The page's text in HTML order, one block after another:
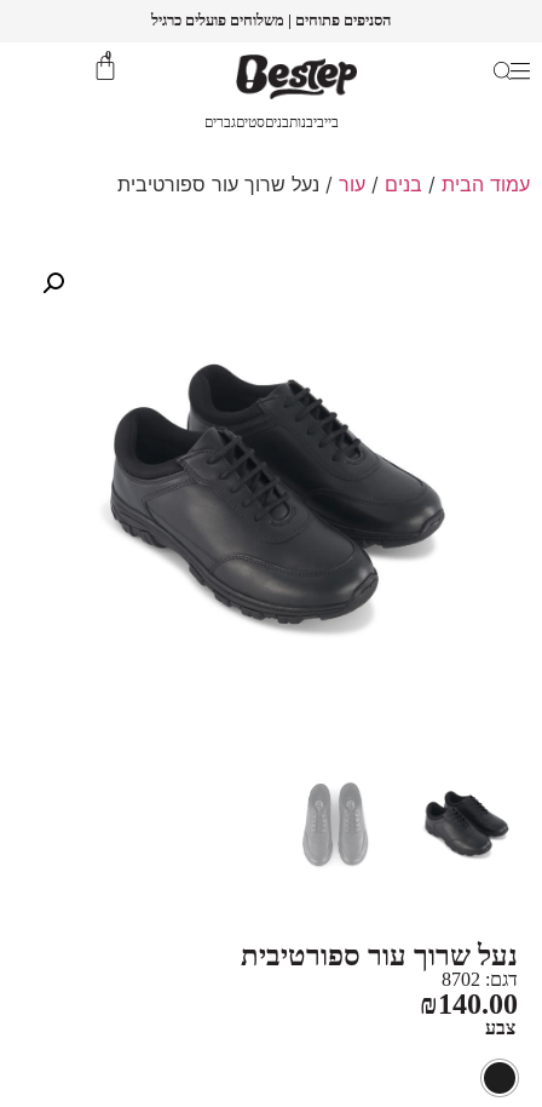
הסניפים פתוחים | משלוחים פועלים כרגיל
0
בייביבנותבניםסטיםגברים
עמוד הבית / בנים / עור / נעל שרוך עור ספורטיבית
נעל שרוך עור ספורטיבית
דגם: 8702
₪140.00
צבע